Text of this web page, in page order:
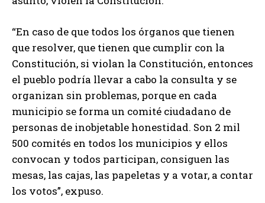
“En caso de que todos los órganos que tienen
que resolver, que tienen que cumplir con la
Constitución, si violan la Constitución, entonces
el pueblo podría llevar a cabo la consulta y se
organizan sin problemas, porque en cada
municipio se forma un comité ciudadano de
personas de inobjetable honestidad. Son 2 mil
500 comités en todos los municipios y ellos
convocan y todos participan, consiguen las
mesas, las cajas, las papeletas y a votar, a contar
los votos”, expuso.